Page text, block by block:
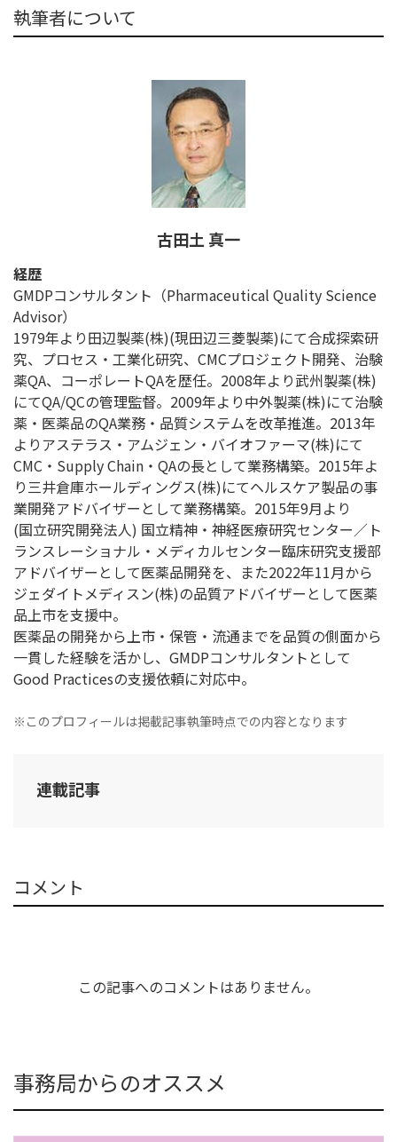
執筆者について
古田土 真一
経歴
GMDPコンサルタント（Pharmaceutical Quality Science
Advisor）
1979年より田辺製薬(株)(現田辺三菱製薬)にて合成探索研
究、プロセス・工業化研究、CMCプロジェクト開発、治験
薬QA、コーポレートQAを歴任。2008年より武州製薬(株)
にてQA/QCの管理監督。2009年より中外製薬(株)にて治験
薬・医薬品のQA業務・品質システムを改革推進。2013年
よりアステラス・アムジェン・バイオファーマ(株)にて
CMC・Supply Chain・QAの長として業務構築。2015年よ
り三井倉庫ホールディングス(株)にてヘルスケア製品の事
業開発アドバイザーとして業務構築。2015年9月より
(国立研究開発法人) 国立精神・神経医療研究センター／ト
ランスレーショナル・メディカルセンター臨床研究支援部
アドバイザーとして医薬品開発を、また2022年11月から
ジェダイトメディスン(株)の品質アドバイザーとして医薬
品上市を支援中。
医薬品の開発から上市・保管・流通までを品質の側面から
一貫した経験を活かし、GMDPコンサルタントとして
Good Practicesの支援依頼に対応中。
※このプロフィールは掲載記事執筆時点での内容となります
連載記事
コメント
この記事へのコメントはありません。
事務局からのオススメ